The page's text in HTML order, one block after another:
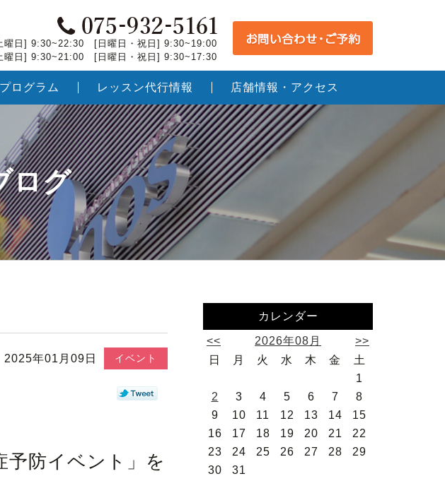
曜日] 9:30~22:30 [日曜日・祝日] 9:30~19:00
曜日] 9:30~21:00 [日曜日・祝日] 9:30~17:30
ログラム レッスン代行情報 店舗情報・アクセス
ログ
イベント
2025年01月09日
予防イベント」を
カレンダー
<< 2026年08月
>>
日
月 火 水 木 金
土
1
2
3 4 5 6 7
8
9
10 11 12 13 14
15
16
17 18 19 20 21
22
23
24 25 26 27 28
29
30
31